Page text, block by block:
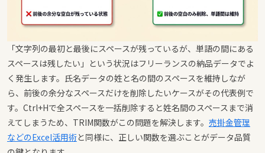
「文字列の最初と最後にスペースが残っているが、単語の間にある
スペースは残したい」という状況はフリーランスの納品データでよ
く発生します。氏名データの姓と名の間のスペースを維持しなが
ら、前後の余分なスペースだけを削除したいケースがその代表例で
す。Ctrl+Hで全スペースを一括削除すると姓名間のスペースまで消
えてしまうため、TRIM関数がこの問題を解決します。 売掛金管理
などのExcel活用術と同様に、正しい関数を選ぶことがデータ品質